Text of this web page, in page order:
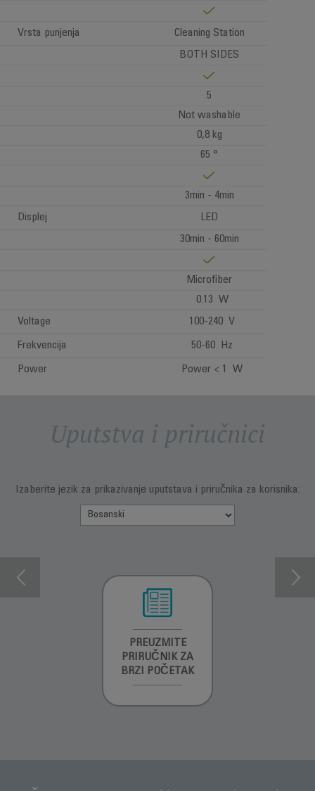
Vrsta punjenja
Cleaning Station
BOTH SIDES
5
Not washable
0,8 kg
65 °
3min - 4min
Displej
LED
30min - 60min
Microfiber
0.13 W
Voltage
100-240 V
Frekvencija 50-60 Hz
Power Power < 1 W
Uputstva i priručnici
Izaberite jezik za prikazivanje uputstava i priručnika za korisnika:
PREUZMITE
PRIRUČNIK ZA
BRZI POČETAK